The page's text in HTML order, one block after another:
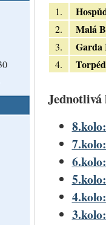
1.
2. Malá
3. Garda
4.
Jednotlivá